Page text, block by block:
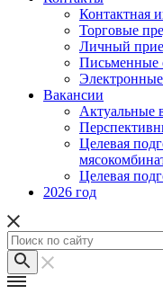
Контактная
Торговые
Личный
Письменные
Вакансии
Актуальные
Целевая
Целевая
2026 год